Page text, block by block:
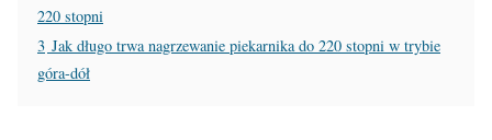
220 stopni
3 Jak długo trwa nagrzewanie piekarnika do 220 stopni w trybie
góra-dół